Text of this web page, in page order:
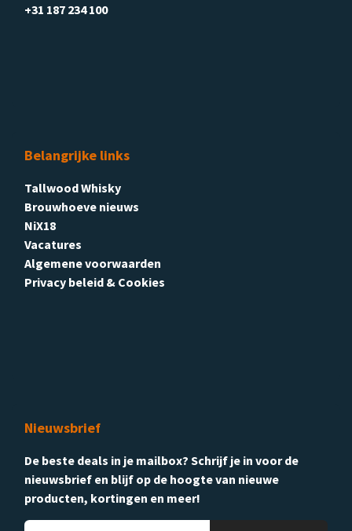
+31 187 234 100
Belangrijke links
Tallwood Whisky
Brouwhoeve nieuws
NiX18
Vacatures
Algemene voorwaarden
Privacy beleid & Cookies
Nieuwsbrief
De beste deals in je mailbox? Schrijf je in voor de
nieuwsbrief en blijf op de hoogte van nieuwe
producten, kortingen en meer!